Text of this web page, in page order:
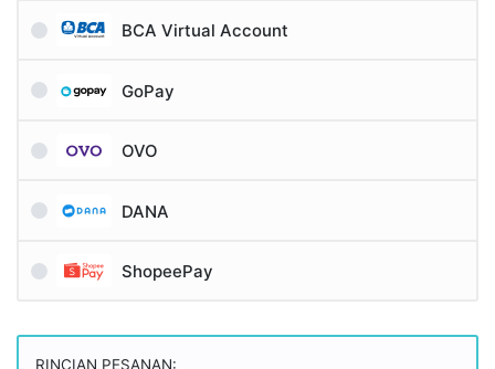
BCA Virtual Account
GoPay
OVO
DANA
ShopeePay
RINCIAN PESANAN: